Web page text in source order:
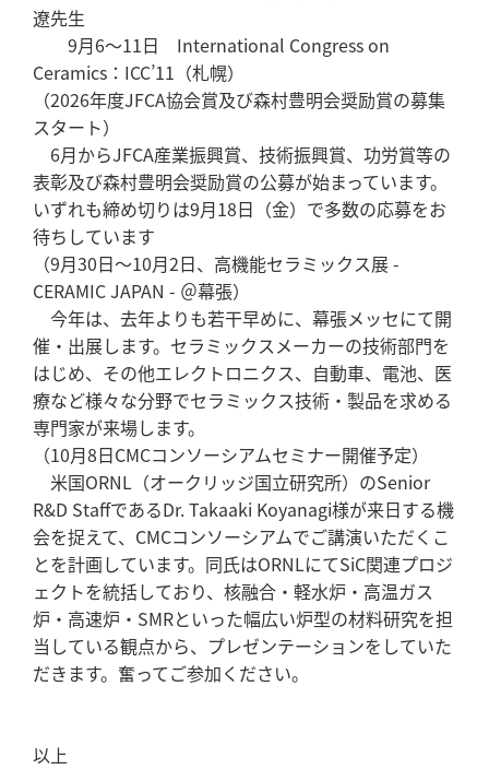
遼先生
9月6～11日 International Congress on
Ceramics：ICC’11（札幌）
（2026年度JFCA協会賞及び森村豊明会奨励賞の募集
スタート）
6月からJFCA産業振興賞、技術振興賞、功労賞等の
表彰及び森村豊明会奨励賞の公募が始まっています。
いずれも締め切りは9月18日（金）で多数の応募をお
待ちしています
（9月30日～10月2日、高機能セラミックス展 -
CERAMIC JAPAN - ＠幕張）
今年は、去年よりも若干早めに、幕張メッセにて開
催・出展します。セラミックスメーカーの技術部門を
はじめ、その他エレクトロニクス、自動車、電池、医
療など様々な分野でセラミックス技術・製品を求める
専門家が来場します。
（10月8日CMCコンソーシアムセミナー開催予定）
米国ORNL（オークリッジ国立研究所）のSenior
R&D StaffであるDr. Takaaki Koyanagi様が来日する機
会を捉えて、CMCコンソーシアムでご講演いただくこ
とを計画しています。同氏はORNLにてSiC関連プロジ
ェクトを統括しており、核融合・軽水炉・高温ガス
炉・高速炉・SMRといった幅広い炉型の材料研究を担
当している観点から、プレゼンテーションをしていた
だきます。奮ってご参加ください。
以上